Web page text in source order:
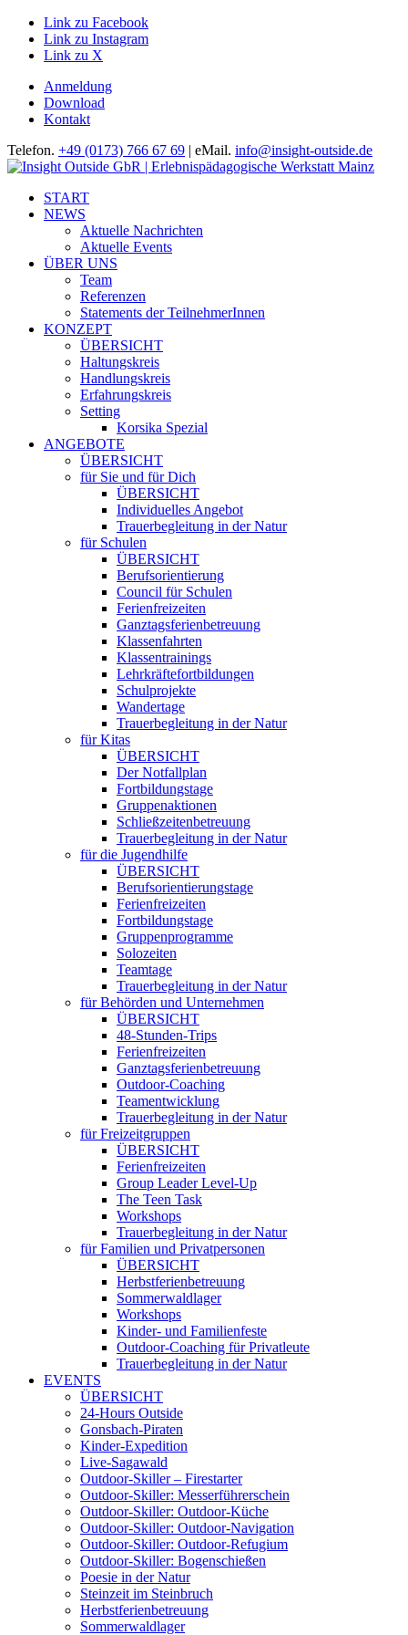
Link zu Facebook
Link zu Instagram
Link zu X
Anmeldung
Download
Kontakt
Telefon. +49 (0173) 766 67 69 | eMail. info@insight-outside.de
START
NEWS
Aktuelle Nachrichten
Aktuelle Events
ÜBER UNS
Team
Referenzen
Statements der TeilnehmerInnen
KONZEPT
ÜBERSICHT
Haltungskreis
Handlungskreis
Erfahrungskreis
Setting
Korsika Spezial
ANGEBOTE
ÜBERSICHT
für Sie und für Dich
ÜBERSICHT
Individuelles Angebot
Trauerbegleitung in der Natur
für Schulen
ÜBERSICHT
Berufsorientierung
Council für Schulen
Ferienfreizeiten
Ganztagsferienbetreuung
Klassenfahrten
Klassentrainings
Lehrkräftefortbildungen
Schulprojekte
Wandertage
Trauerbegleitung in der Natur
für Kitas
ÜBERSICHT
Der Notfallplan
Fortbildungstage
Gruppenaktionen
Schließzeitenbetreuung
Trauerbegleitung in der Natur
für die Jugendhilfe
ÜBERSICHT
Berufsorientierungstage
Ferienfreizeiten
Fortbildungstage
Gruppenprogramme
Solozeiten
Teamtage
Trauerbegleitung in der Natur
für Behörden und Unternehmen
ÜBERSICHT
48-Stunden-Trips
Ferienfreizeiten
Ganztagsferienbetreuung
Outdoor-Coaching
Teamentwicklung
Trauerbegleitung in der Natur
für Freizeitgruppen
ÜBERSICHT
Ferienfreizeiten
Group Leader Level-Up
The Teen Task
Workshops
Trauerbegleitung in der Natur
für Familien und Privatpersonen
ÜBERSICHT
Herbstferienbetreuung
Sommerwaldlager
Workshops
Kinder- und Familienfeste
Outdoor-Coaching für Privatleute
Trauerbegleitung in der Natur
EVENTS
ÜBERSICHT
24-Hours Outside
Gonsbach-Piraten
Kinder-Expedition
Live-Sagawald
Outdoor-Skiller – Firestarter
Outdoor-Skiller: Messerführerschein
Outdoor-Skiller: Outdoor-Küche
Outdoor-Skiller: Outdoor-Navigation
Outdoor-Skiller: Outdoor-Refugium
Outdoor-Skiller: Bogenschießen
Poesie in der Natur
Steinzeit im Steinbruch
Herbstferienbetreuung
Sommerwaldlager